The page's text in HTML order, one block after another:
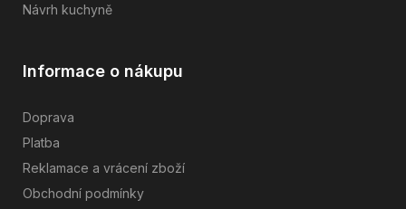
Návrh kuchyně
Informace o nákupu
Doprava
Platba
Reklamace a vrácení zboží
Obchodní podmínky